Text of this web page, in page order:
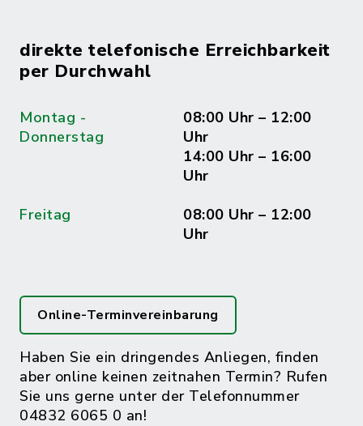
direkte telefonische Erreichbarkeit
per Durchwahl
Montag -
Donnerstag
08:00 Uhr – 12:00
Uhr
14:00 Uhr – 16:00
Uhr
Freitag
08:00 Uhr – 12:00
Uhr
Online-Terminvereinbarung
Haben Sie ein dringendes Anliegen, finden
aber online keinen zeitnahen Termin? Rufen
Sie uns gerne unter der Telefonnummer
04832 6065 0 an!